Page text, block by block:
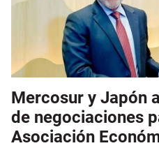
Mercosur y Japón
de negociaciones
Asociación